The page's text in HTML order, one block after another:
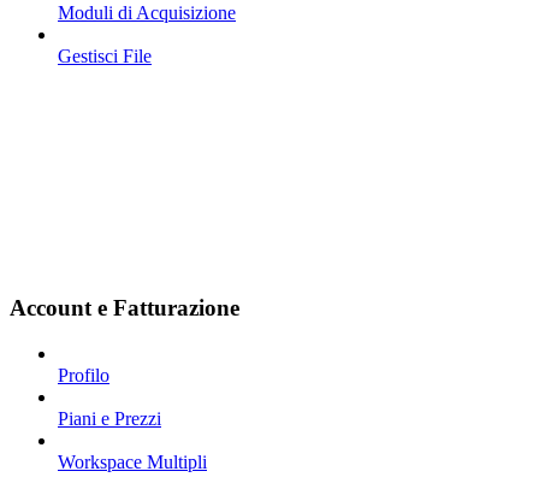
Moduli di Acquisizione
Gestisci File
Account e Fatturazione
Profilo
Piani e Prezzi
Workspace Multipli